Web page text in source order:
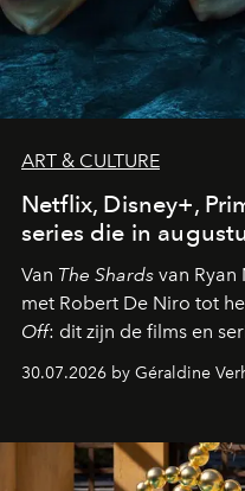
ART & CULTURE
Netflix, Disney+,
series die in
Van The Shards van Ryan
met Robert De Niro tot
Off: dit zijn de films en
streamingplatformen
30.07.2026 by Géraldine